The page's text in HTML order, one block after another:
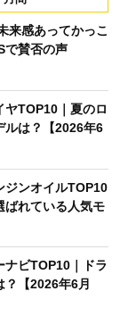
来感あってかっこ
で賛否の声
ヤTOP10｜夏のロ
ルは？【2026年6
ジンオイルTOP10
ばれている人気モ
ナビTOP10｜ドラ
【2026年6月